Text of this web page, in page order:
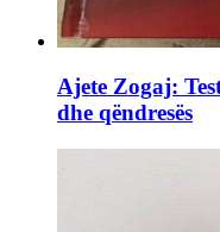
Ajete Zogaj:
dhe qëndresës